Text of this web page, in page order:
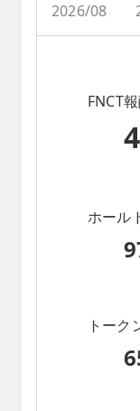
2026/08
FNCT
ホール
トーク